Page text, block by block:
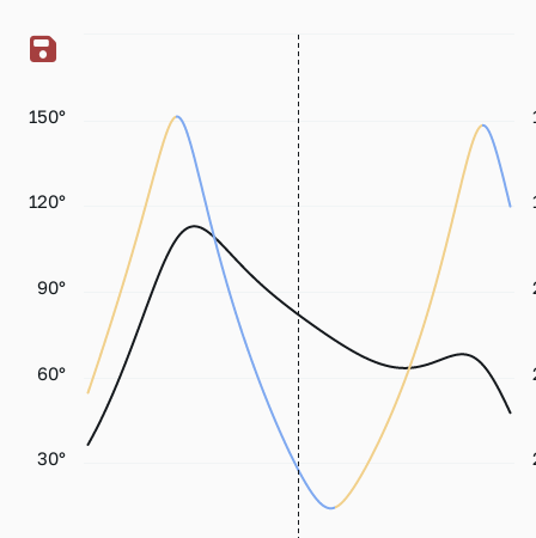
30°
60°
90°
120°
150°